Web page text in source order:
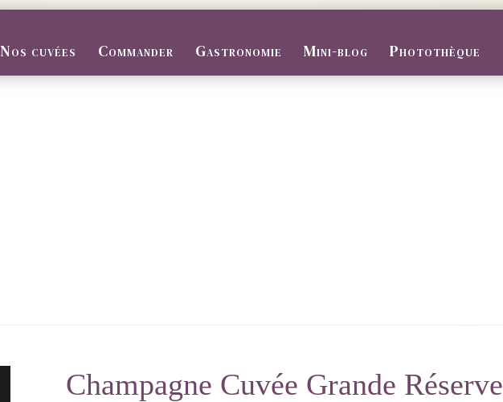
Nos cuvées Commander Gastronomie Mini-blog Photothèque
Champagne Cuvée Grande Réserve